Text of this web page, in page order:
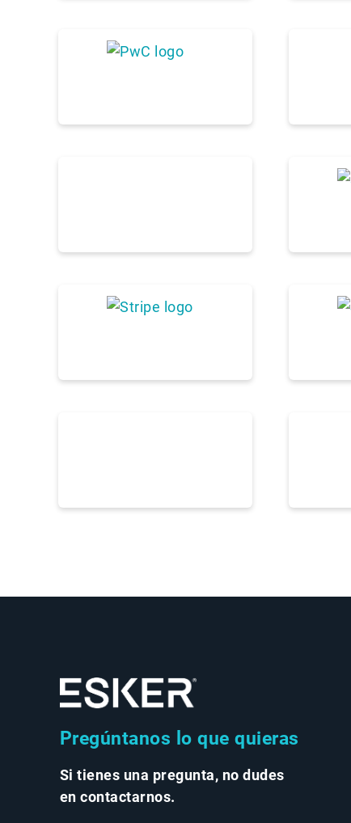
Pregúntanos lo que quieras
Si tienes una pregunta, no dudes
en contactarnos.